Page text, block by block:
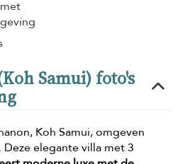
Samui) foto's
Koh Samui, omgeven
elegante villa met 3